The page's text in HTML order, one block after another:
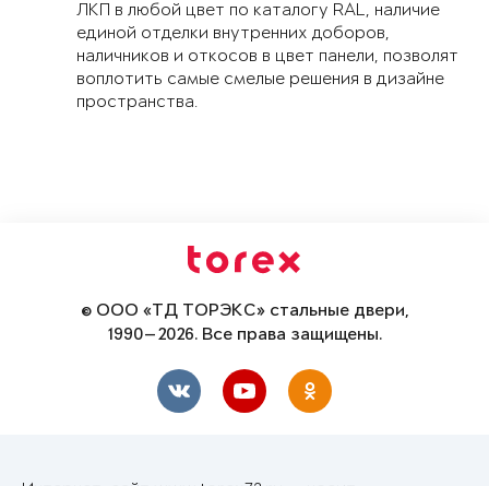
ЛКП в любой цвет по каталогу RAL, наличие
единой отделки внутренних доборов,
наличников и откосов в цвет панели, позволят
воплотить самые смелые решения в дизайне
пространства.
© ООО «ТД ТОРЭКС» стальные двери,
1990—2026. Все права защищены.